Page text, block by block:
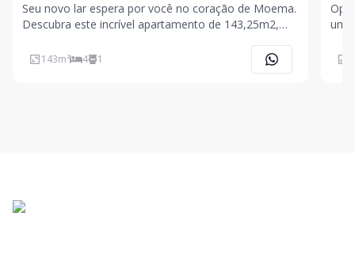
Seu novo lar espera por você no coração de Moema.
Descubra este incrível apartamento de 143,25m2,
praticidade. São 4 quartos, sendo 3 suítes, além de 4
banheiros bem distribuídos, lavabo e 2 vagas de
143m² 4 1